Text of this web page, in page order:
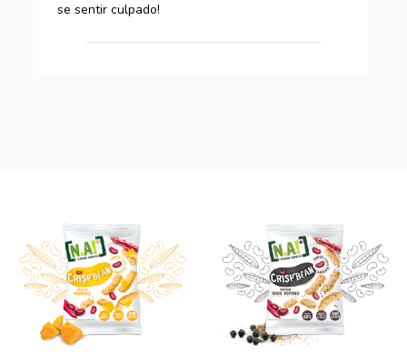
se sentir culpado!